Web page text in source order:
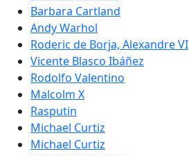
Barbara Cartland
Andy Warhol
Roderic de Borja, Alexandre VI
Vicente Blasco Ibáñez
Rodolfo Valentino
Malcolm X
Rasputin
Michael Curtiz
Michael Curtiz